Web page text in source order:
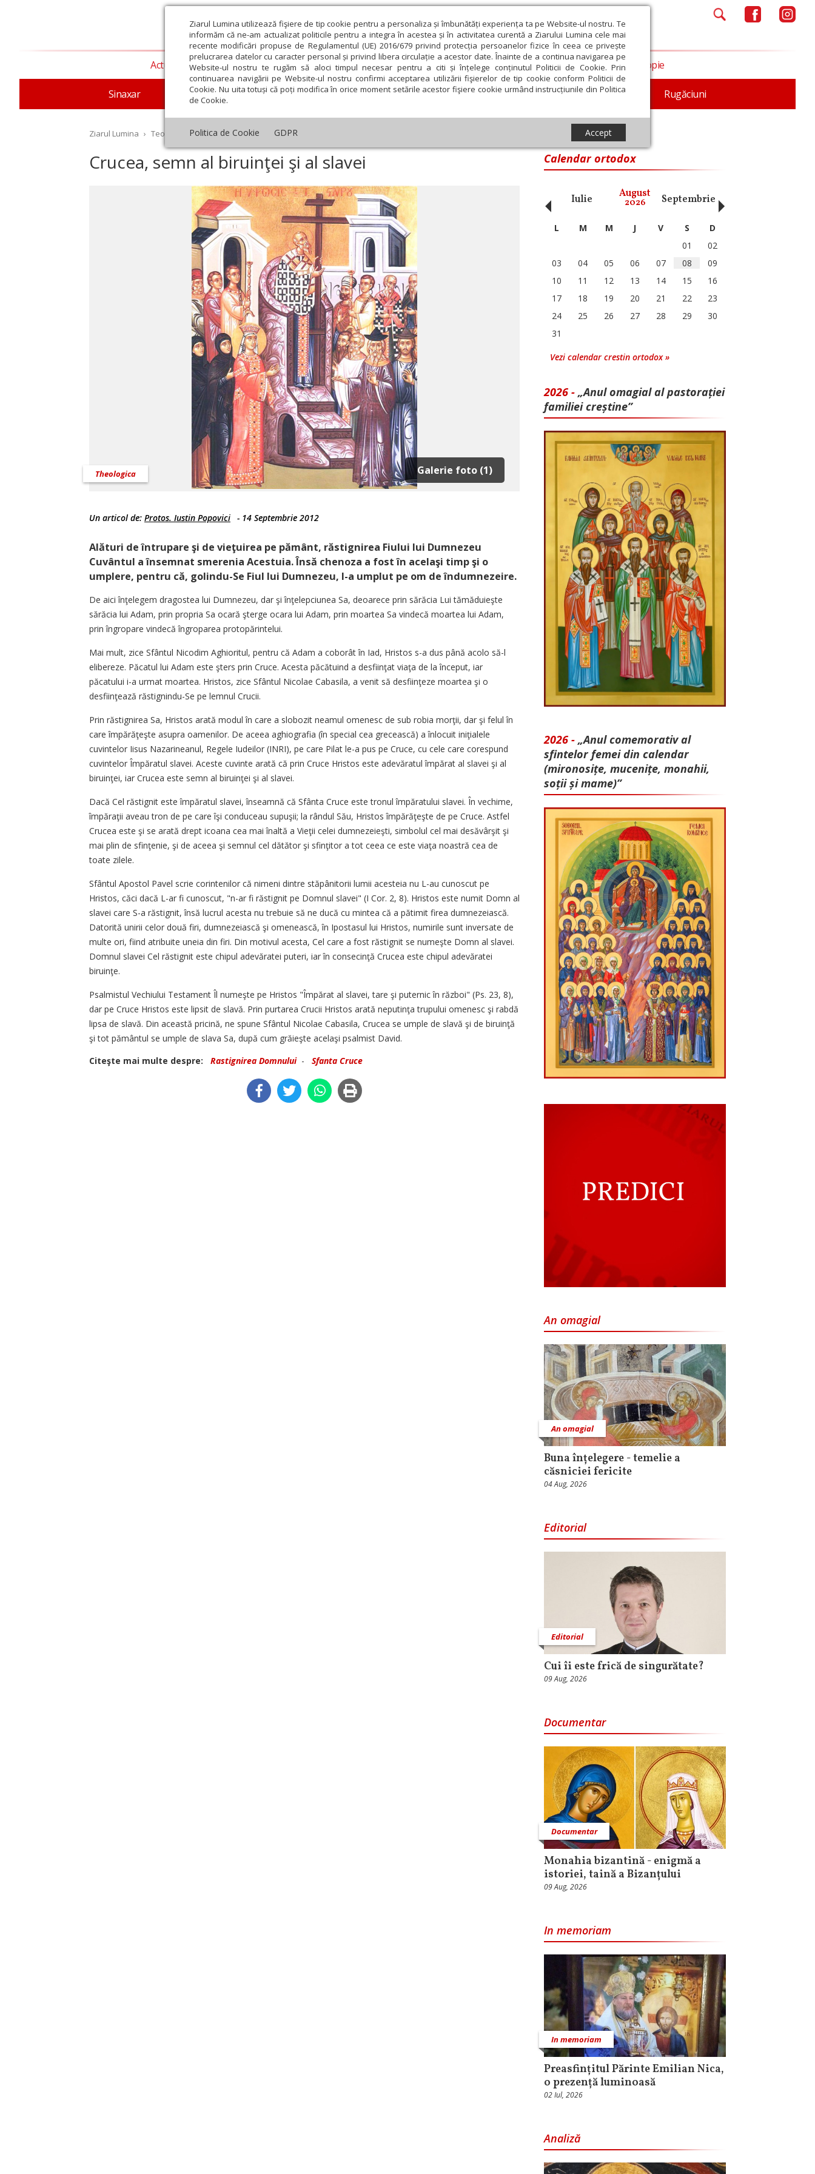
Ziarul Lumina utilizează fişiere de tip cookie pentru a personaliza și îmbunătăți experiența ta pe Website-ul nostru. Te
informăm că ne-am actualizat politicile pentru a integra în acestea și în activitatea curentă a Ziarului Lumina cele mai
recente modificări propuse de Regulamentul (UE) 2016/679 privind protecția persoanelor fizice în ceea ce privește
prelucrarea datelor cu caracter personal și privind libera circulație a acestor date. Înainte de a continua navigarea pe
Website-ul nostru te rugăm să aloci timpul necesar pentru a citi și înțelege conținutul Politicii de Cookie. Prin
continuarea navigării pe Website-ul nostru confirmi acceptarea utilizării fişierelor de tip cookie conform Politicii de
Cookie. Nu uita totuși că poți modifica în orice moment setările acestor fişiere cookie urmând instrucțiunile din Politica
de Cookie.
Politica de Cookie GDPR Accept
Actualitate religioasă Teologie și spiritualitate
Sinaxar Apostolul zilei Evanghelia zilei Evanghelia de Duminică Theologica Liturgica Patristica Rugăciuni
Educaţie și Cultură Societate Opinii Filantropie
Ziarul Lumina › Teologie și spiritualitate › Theologica ›
Crucea, semn al biruinţei şi al slavei
Galerie foto (1)
Theologica
Un articol de: Protos. Iustin Popovici - 14 Septembrie 2012
Alături de întrupare şi de vieţuirea pe pământ, răstignirea Fiului lui Dumnezeu
Cuvântul a însemnat smerenia Acestuia. Însă chenoza a fost în acelaşi timp şi o
umplere, pentru că, golindu-Se Fiul lui Dumnezeu, l-a umplut pe om de îndumnezeire.
De aici înţelegem dragostea lui Dumnezeu, dar şi înţelepciunea Sa, deoarece prin sărăcia Lui tămăduieşte
sărăcia lui Adam, prin propria Sa ocară şterge ocara lui Adam, prin moartea Sa vindecă moartea lui Adam,
prin îngropare vindecă îngroparea protopărintelui.
Mai mult, zice Sfântul Nicodim Aghioritul, pentru că Adam a coborât în Iad, Hristos s-a dus până acolo să-l
elibereze. Păcatul lui Adam este şters prin Cruce. Acesta păcătuind a desfiinţat viaţa de la început, iar
păcatului i-a urmat moartea. Hristos, zice Sfântul Nicolae Cabasila, a venit să desfiinţeze moartea şi o
desfiinţează răstignindu-Se pe lemnul Crucii.
Prin răstignirea Sa, Hristos arată modul în care a slobozit neamul omenesc de sub robia morţii, dar şi felul în
care împărăţeşte asupra oamenilor. De aceea aghiografia (în special cea grecească) a înlocuit iniţialele
cuvintelor Iisus Nazarineanul, Regele Iudeilor (INRI), pe care Pilat le-a pus pe Cruce, cu cele care corespund
cuvintelor Împăratul slavei. Aceste cuvinte arată că prin Cruce Hristos este adevăratul împărat al slavei şi al
biruinţei, iar Crucea este semn al biruinţei şi al slavei.
Dacă Cel răstignit este împăratul slavei, înseamnă că Sfânta Cruce este tronul împăratului slavei. În vechime,
împăraţii aveau tron de pe care îşi conduceau supuşii; la rândul Său, Hristos împărăţeşte de pe Cruce. Astfel
Crucea este şi se arată drept icoana cea mai înaltă a Vieţii celei dumnezeieşti, simbolul cel mai desăvârşit şi
mai plin de sfinţenie, şi de aceea şi semnul cel dătător şi sfinţitor a tot ceea ce este viaţa noastră cea de
toate zilele.
Sfântul Apostol Pavel scrie corintenilor că nimeni dintre stăpânitorii lumii acesteia nu L-au cunoscut pe
Hristos, căci dacă L-ar fi cunoscut, "n-ar fi răstignit pe Domnul slavei" (I Cor. 2, 8). Hristos este numit Domn al
slavei care S-a răstignit, însă lucrul acesta nu trebuie să ne ducă cu mintea că a pătimit firea dumnezeiască.
Datorită unirii celor două firi, dumnezeiască şi omenească, în Ipostasul lui Hristos, numirile sunt inversate de
multe ori, fiind atribuite uneia din firi. Din motivul acesta, Cel care a fost răstignit se numeşte Domn al slavei.
Domnul slavei Cel răstignit este chipul adevăratei puteri, iar în consecinţă Crucea este chipul adevăratei
biruinţe.
Psalmistul Vechiului Testament Îl numeşte pe Hristos "Împărat al slavei, tare şi puternic în război" (Ps. 23, 8),
dar pe Cruce Hristos este lipsit de slavă. Prin purtarea Crucii Hristos arată neputinţa trupului omenesc şi rabdă
lipsa de slavă. Din această pricină, ne spune Sfântul Nicolae Cabasila, Crucea se umple de slavă şi de biruinţă
şi tot pământul se umple de slava Sa, după cum grăieşte acelaşi psalmist David.
Citeşte mai multe despre:
Rastignirea Domnului- Sfanta Cruce
Calendar ortodox
Decembrie Ianuarie Februarie Martie Aprilie Iulie August
2026 Septembrie Octombrie
‹ L M M J V S
D
01
02
03
04 05 06 07 08
09
10
11 12 13 14 15
16
17
18 19 20 21 22
23
24
25 26 27 28 29
30
31
Vezi calendar crestin ortodox »
2026 - „Anul omagial al pastorației
familiei creștine”
2026 - „Anul comemorativ al
sfintelor femei din calendar
(mironosițe, mu­cenițe, monahii,
soții și mame)”
An omagial
An omagial
Buna înțelegere - temelie a
căsniciei fericite
04 Aug, 2026
Editorial
Editorial
Cui îi este frică de singurătate?
09 Aug, 2026
Documentar
Documentar
Monahia bizantină - enigmă a
istoriei, taină a Bizanțului
09 Aug, 2026
In memoriam
In memoriam
Preasfințitul Părinte Emilian Nica,
o prezență luminoasă
02 Iul, 2026
Analiză